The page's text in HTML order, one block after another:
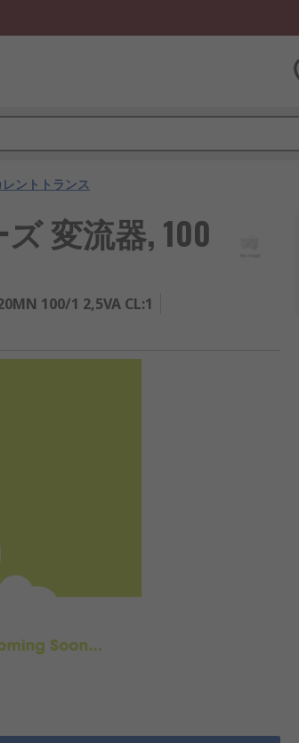
ントトランス
ズ 変流器, 100
100/1 2,5VA CL:1